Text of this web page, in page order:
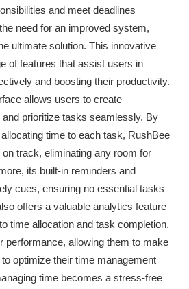
and meet deadlines
need for an improved system,
ultimate solution. This innovative
of features that assist users in
and boosting their productivity.
allows users to create
prioritize tasks seamlessly. By
time to each task, RushBee
track, eliminating any room for
its built-in reminders and
cues, ensuring no essential tasks
offers a valuable analytics feature
time allocation and task completion.
performance, allowing them to make
optimize their time management
time becomes a stress-free